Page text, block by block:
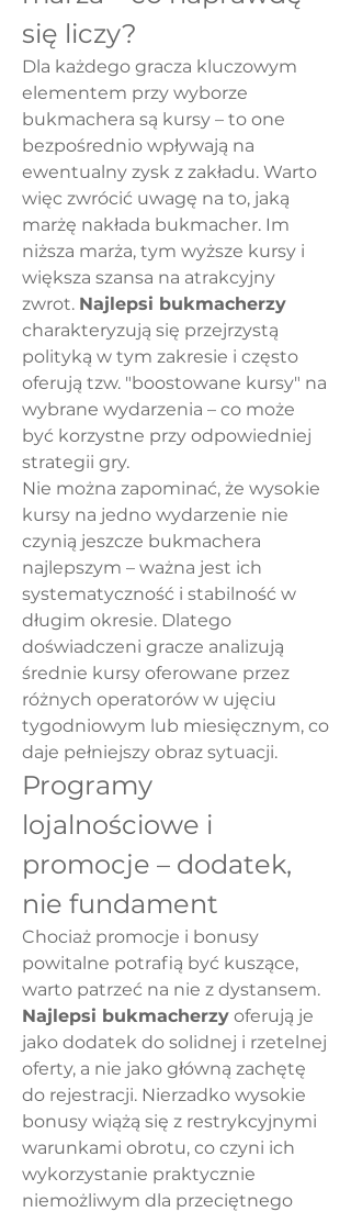
się liczy?
Dla każdego gracza kluczowym
elementem przy wyborze
bukmachera są kursy – to one
bezpośrednio wpływają na
ewentualny zysk z zakładu. Warto
więc zwrócić uwagę na to, jaką
marżę nakłada bukmacher. Im
niższa marża, tym wyższe kursy i
większa szansa na atrakcyjny
zwrot. Najlepsi bukmacherzy
charakteryzują się przejrzystą
polityką w tym zakresie i często
oferują tzw. "boostowane kursy" na
wybrane wydarzenia – co może
być korzystne przy odpowiedniej
strategii gry.
Nie można zapominać, że wysokie
kursy na jedno wydarzenie nie
czynią jeszcze bukmachera
najlepszym – ważna jest ich
systematyczność i stabilność w
długim okresie. Dlatego
doświadczeni gracze analizują
średnie kursy oferowane przez
różnych operatorów w ujęciu
tygodniowym lub miesięcznym, co
daje pełniejszy obraz sytuacji.
Programy
lojalnościowe i
promocje – dodatek,
nie fundament
Chociaż promocje i bonusy
powitalne potrafią być kuszące,
Najlepsi bukmacherzy oferują je
jako dodatek do solidnej i rzetelnej
oferty, a nie jako główną zachętę
do rejestracji. Nierzadko wysokie
bonusy wiążą się z restrykcyjnymi
warunkami obrotu, co czyni ich
wykorzystanie praktycznie
niemożliwym dla przeciętnego